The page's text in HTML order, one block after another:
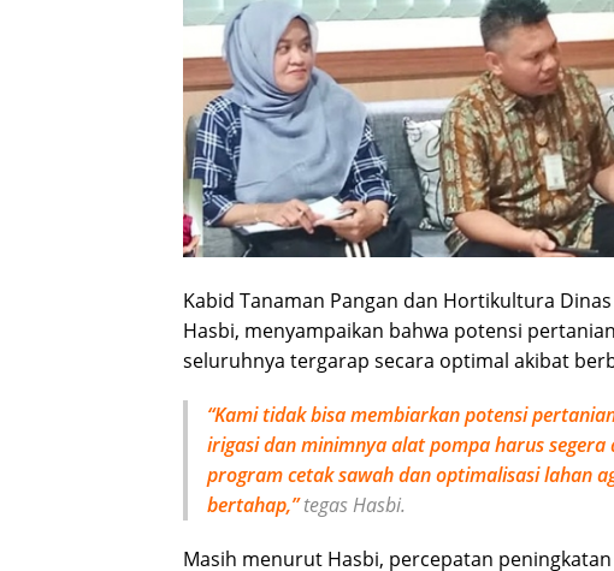
Kabid Tanaman Pangan dan Hortikultura
Hasbi, menyampaikan bahwa potensi
seluruhnya tergarap secara optimal akibat
“Kami tidak bisa membiarkan potensi
irigasi dan minimnya alat pompa harus
program cetak sawah dan optimalisasi lahan
bertahap,”tegas Hasbi.
Masih menurut Hasbi, percepatan